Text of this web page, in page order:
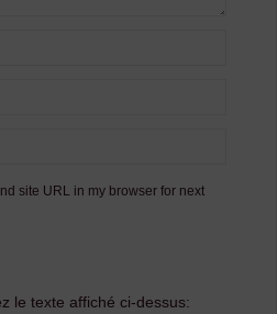
site URL in my browser for next
le texte affiché ci-dessus: